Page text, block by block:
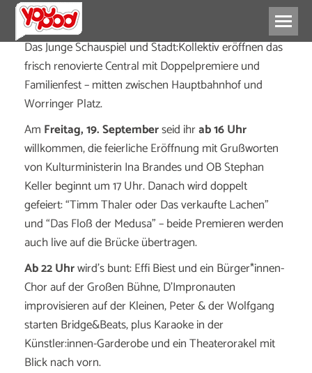
Das Junge Schauspiel und Stadt:Kollektiv eröffnen das
frisch renovierte Central mit Doppelpremiere und
Familienfest – mitten zwischen Hauptbahnhof und
Worringer Platz.
Am Freitag, 19. Septemberseid ihrab 16 Uhr
willkommen, die feierliche Eröffnung mit Grußworten
von Kulturministerin Ina Brandes und OB Stephan
Keller beginnt um 17 Uhr. Danach wird doppelt
gefeiert: “Timm Thaler oder Das verkaufte Lachen”
und “Das Floß der Medusa” – beide Premieren werden
auch live auf die Brücke übertragen.
Ab 22 Uhrwird’s bunt: Effi Biest und ein Bürger*innen-
Chor auf der Großen Bühne, D’Impronauten
improvisieren auf der Kleinen, Peter & der Wolfgang
starten Bridge&Beats, plus Karaoke in der
Künstler:innen-Garderobe und ein Theaterorakel mit
Blick nach vorn.